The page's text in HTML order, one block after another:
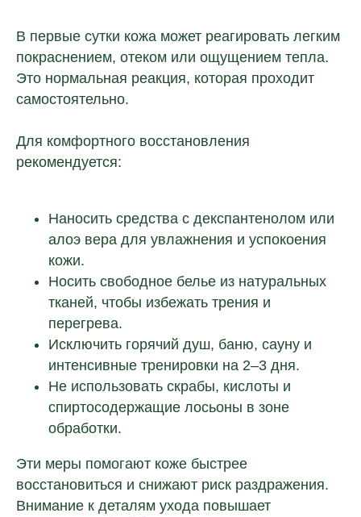
В первые сутки кожа может реагировать легким
покраснением, отеком или ощущением тепла.
Это нормальная реакция, которая проходит
самостоятельно.
Для комфортного восстановления
рекомендуется:
Наносить средства с декспантенолом или
алоэ вера для увлажнения и успокоения
кожи.
Носить свободное белье из натуральных
тканей, чтобы избежать трения и
перегрева.
Исключить горячий душ, баню, сауну и
интенсивные тренировки на 2–3 дня.
Не использовать скрабы, кислоты и
спиртосодержащие лосьоны в зоне
обработки.
Эти меры помогают коже быстрее
восстановиться и снижают риск раздражения.
Внимание к деталям ухода повышает
Политика конфиденциальности